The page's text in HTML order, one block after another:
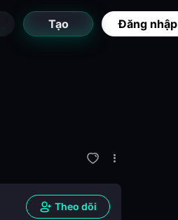
Tạo Đăng nhập
Theo dõi